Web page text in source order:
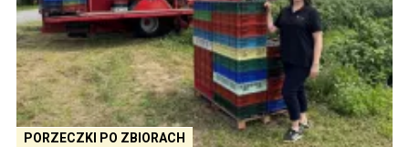
PORZECZKI PO ZBIORACH